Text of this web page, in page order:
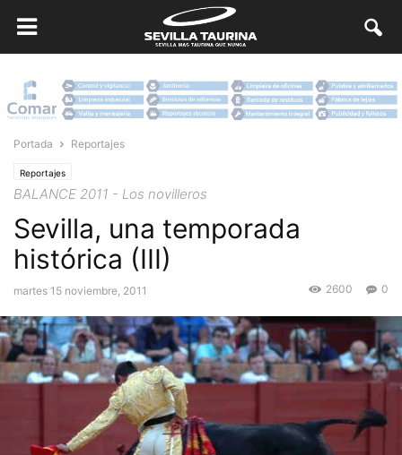
Portada Reportajes
Reportajes
BALANCE 2011 - Los novilleros
Sevilla, una temporada
histórica (III)
martes 15 noviembre, 2011 0
2600